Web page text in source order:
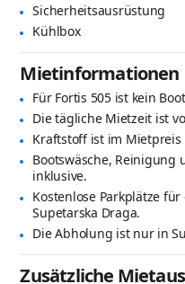
Sicherheitsausrüstung
Kühlbox
Mietinformationen
Für Fortis 505 ist kein
Die tägliche Mietzeit ist
Kraftstoff ist im Mietpreis
Bootswäsche, Reinigung
inklusive.
Kostenlose Parkplätze
Supetarska Draga.
Die Abholung ist nur in
Zusätzliche